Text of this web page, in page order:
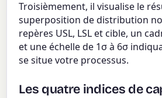
Troisièmement, il visualise le
superposition de distribution
repères USL, LSL et cible, un
et une échelle de 1σ à 6σ
se situe votre processus.
Les quatre indices de